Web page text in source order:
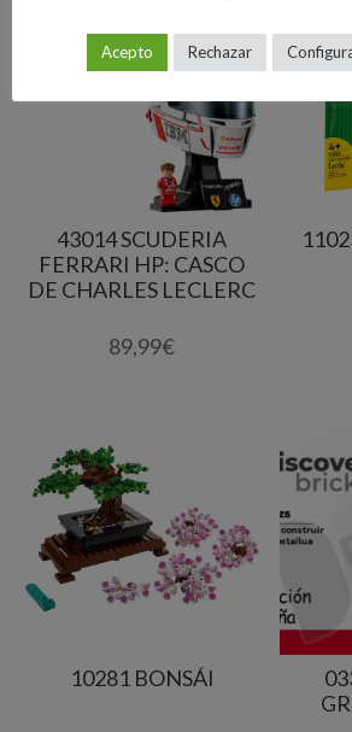
43014 SCUDERIA
FERRARI HP: CASCO
DE CHARLES LECLERC
89,99€
10281 BONSÁI
Acepto Rechazar